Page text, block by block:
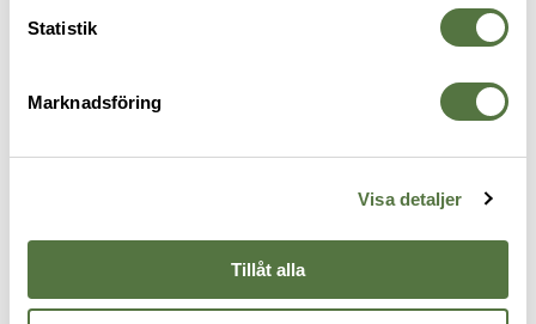
Statistik
Marknadsföring
Visa detaljer
Tillåt alla
SNUGPAK
1 695 kr
PACKFICKOR